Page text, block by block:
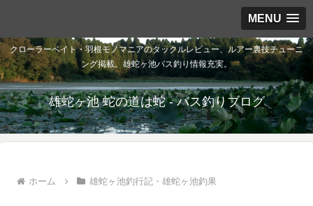
MENU
クローラーベイト・羽根モノマニアのタックルレビュー、ルアー裏技チューニ
ング掲載。雄蛇ヶ池バス釣り情報充実。
雄蛇ヶ池 蛇の道は蛇 - バス釣りブログ
ホーム 雄蛇ヶ池釣行記・雄蛇ヶ池釣果